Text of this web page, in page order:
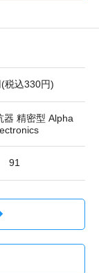
税込330円)
器 精密型 Alpha
91